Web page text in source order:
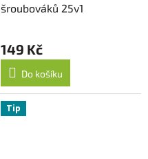
šroubováků 25v1
149 Kč
Do košíku
Tip